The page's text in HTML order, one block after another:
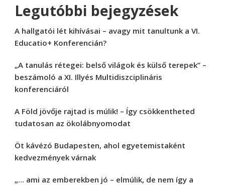
Legutóbbi bejegyzések
A hallgatói lét kihívásai – avagy mit tanultunk a VI.
Educatio+ Konferencián?
„A tanulás rétegei: belső világok és külső terepek” –
beszámoló a XI. Illyés Multidiszciplináris
konferenciáról
A Föld jövője rajtad is múlik! – Így csökkentheted
tudatosan az ökolábnyomodat
Öt kávézó Budapesten, ahol egyetemistaként
kedvezmények várnak
„… ami az emberekben jó – elmúlik, de nem így a